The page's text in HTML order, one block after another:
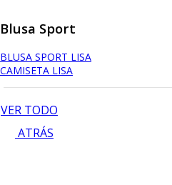
Blusa Sport
BLUSA SPORT LISA
CAMISETA LISA
VER TODO
ATRÁS